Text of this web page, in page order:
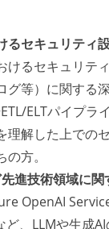
るセキュリティ
けるセキュリテ
グ等）に関する
ELTパイプラ
理解した上での
方。
進技術領域に関
OpenAI
ど、LLMや生成